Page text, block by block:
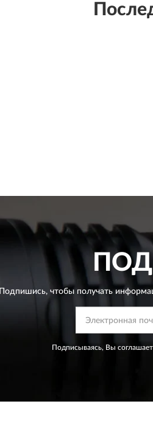
Подпишись, чтобы получать
Подписываясь, Вы